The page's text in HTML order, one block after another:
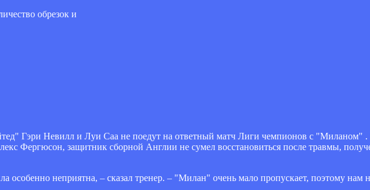
обрезок и
Гэри Невилл и Луи Саа не поедут на ответный матч Лиги чемпионов с "Миланом" .
Фергюсон, защитник сборной Англии не сумел восстановиться после травмы,
особенно неприятна, – сказал тренер. – "Милан" очень мало пропускает, поэтому нам